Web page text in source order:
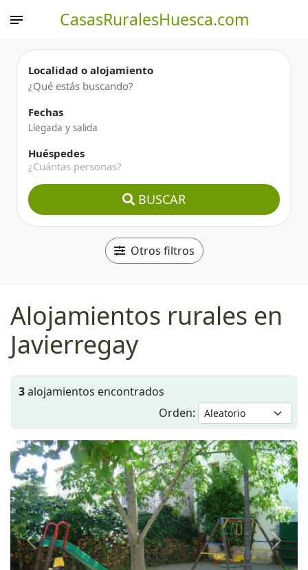
CasasRuralesHuesca.com
Localidad o alojamiento
Fechas
Huéspedes
¿Cuántas personas?
BUSCAR
Otros filtros
Alojamientos rurales en
Javierregay
3alojamientos encontrados
Orden:
Anterior